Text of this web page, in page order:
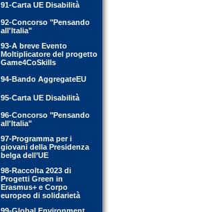
91-Carta UE Disabilità
92-Concorso "Pensando
all'Italia"
93-A breve Evento
Moltiplicatore del progetto
Game4CoSkills
94-Bando AggregateEU
95-Carta UE Disabilità
96-Concorso "Pensando
all'Italia"
97-Programma per i
giovani della Presidenza
belga dell’UE
98-Raccolta 2023 di
Progetti Green in
Erasmus+ e Corpo
europeo di solidarietà